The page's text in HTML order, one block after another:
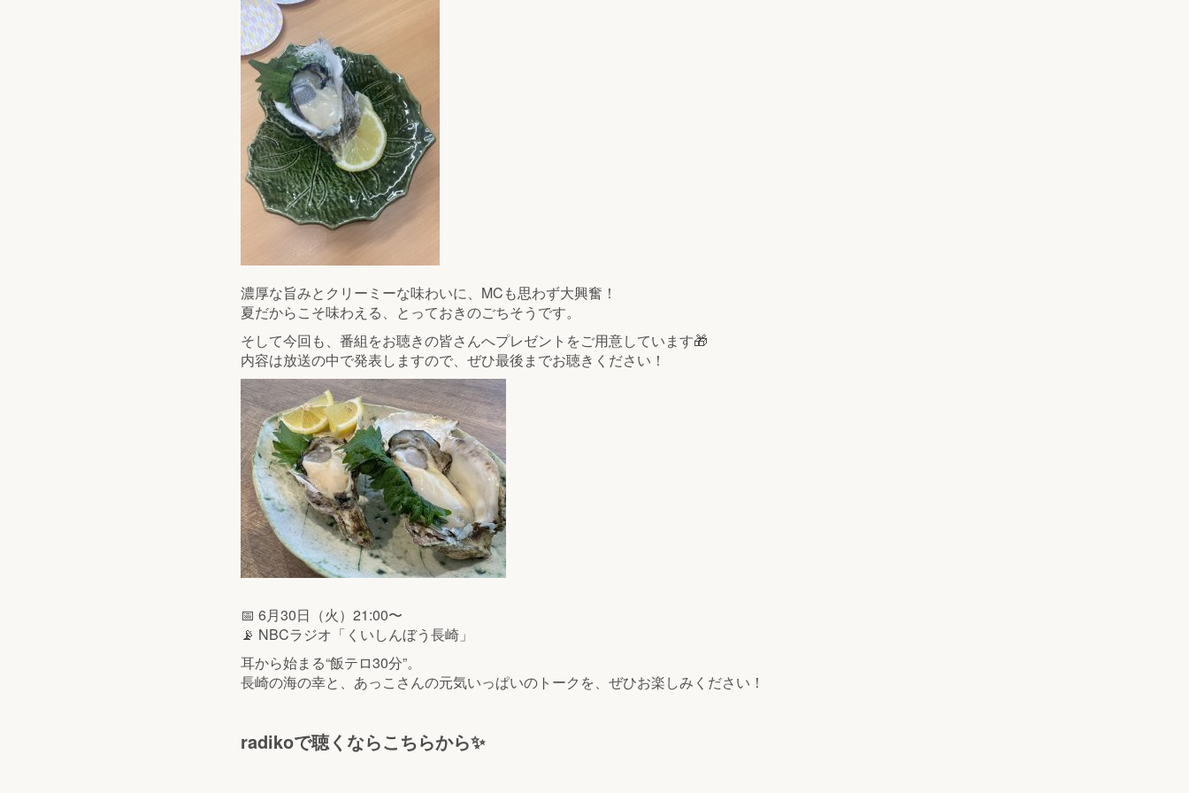
濃厚な旨みとクリーミーな味わいに、MCも思わず大興奮！
夏だからこそ味わえる、とっておきのごちそうです。
そして今回も、番組をお聴きの皆さんへプレゼントをご用意しています🎁
内容は放送の中で発表しますので、ぜひ最後までお聴きください！
📅 6月30日（火）21:00〜
📡 NBCラジオ「くいしんぼう長崎」
耳から始まる“飯テロ30分”。
長崎の海の幸と、あっこさんの元気いっぱいのトークを、ぜひお楽しみください！
radikoで聴くならこちらから✨